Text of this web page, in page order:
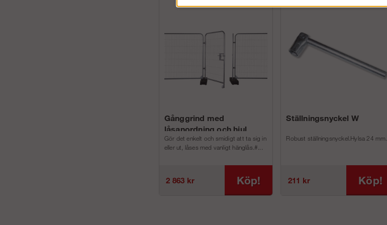
Gånggrind med
låsanordning och hjul
Gör det enkelt och smidigt att ta sig in
eller ut, låses med vanligt hänglås.#...
2 863 kr Köp!
Ställningsnyckel W
Robust ställningsnyckel.Hylsa 24 mm.
211 kr Köp!